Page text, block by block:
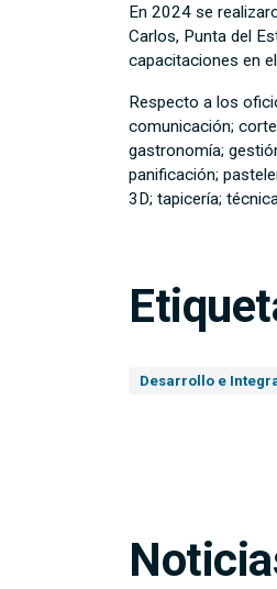
En 2024 se
Carlos, Punta del
capacitaciones en
Respecto a los
comunicación;
gastronomía;
panificación;
3D; tapicería;
Desarrollo e